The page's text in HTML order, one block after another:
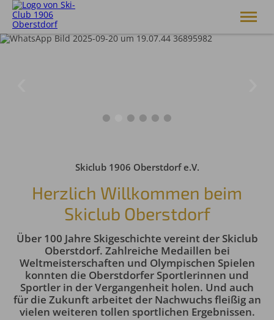
Skiclub 1906 Oberstdorf e.V.
Herzlich Willkommen beim
Skiclub Oberstdorf
Über 100 Jahre Skigeschichte vereint der Skiclub
Oberstdorf. Zahlreiche Medaillen bei
Weltmeisterschaften und Olympischen Spielen
konnten die Oberstdorfer Sportlerinnen und
Sportler in der Vergangenheit holen. Und auch
für die Zukunft arbeitet der Nachwuchs fleißig an
vielen weiteren tollen sportlichen Ergebnissen.